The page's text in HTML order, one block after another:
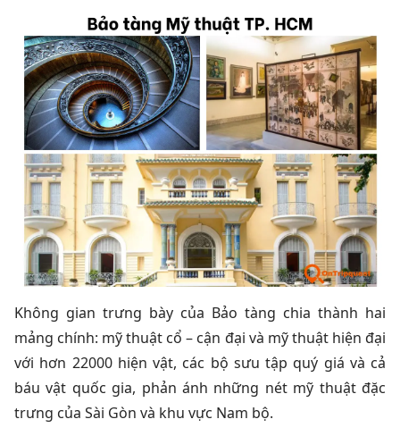
Không gian trưng bày của Bảo tàng chia thành hai
mảng chính: mỹ thuật cổ – cận đại và mỹ thuật hiện đại
với hơn 22000 hiện vật, các bộ sưu tập quý giá và cả
báu vật quốc gia, phản ánh những nét mỹ thuật đặc
trưng của Sài Gòn và khu vực Nam bộ.